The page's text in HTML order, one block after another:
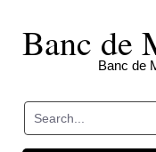
contentBanc de
Banc de